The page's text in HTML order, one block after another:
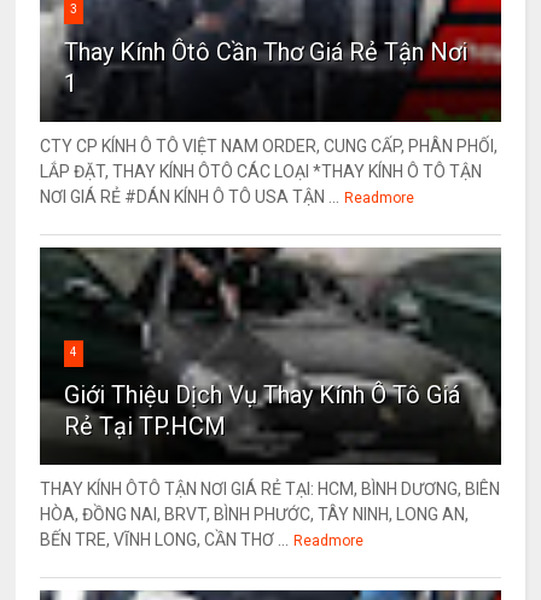
3
Thay Kính Ôtô Cần Thơ Giá Rẻ Tận Nơi
1
CTY CP KÍNH Ô TÔ VIỆT NAM ORDER, CUNG CẤP, PHÂN PHỐI,
LẮP ĐẶT, THAY KÍNH ÔTÔ CÁC LOẠI *THAY KÍNH Ô TÔ TẬN
NƠI GIÁ RẺ #DÁN KÍNH Ô TÔ USA TẬN ...
Readmore
4
Giới Thiệu Dịch Vụ Thay Kính Ô Tô Giá
Rẻ Tại TP.HCM
THAY KÍNH ÔTÔ TẬN NƠI GIÁ RẺ TẠI: HCM, BÌNH DƯƠNG, BIÊN
HÒA, ĐỒNG NAI, BRVT, BÌNH PHƯỚC, TÂY NINH, LONG AN,
BẾN TRE, VĨNH LONG, CẦN THƠ ...
Readmore